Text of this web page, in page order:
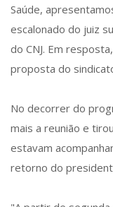
Saúde,
escalonado do juiz
do CNJ. Em
proposta do
No decorrer do
mais a reunião e
estavam
retorno do